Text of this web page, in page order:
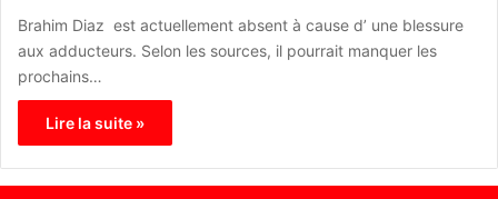
Brahim Diaz est actuellement absent à cause d’ une blessure
aux adducteurs. Selon les sources, il pourrait manquer les
prochains…
Lire la suite »